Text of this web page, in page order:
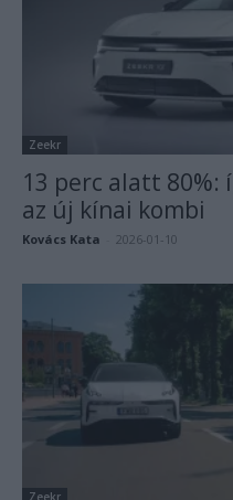
Zeekr
13 perc alatt 80%:
az új kínai kombi
Kovács Kata 2026-01-10
Zeekr